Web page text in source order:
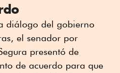
diálogo del gobierno
el senador por
presentó de
de acuerdo para que